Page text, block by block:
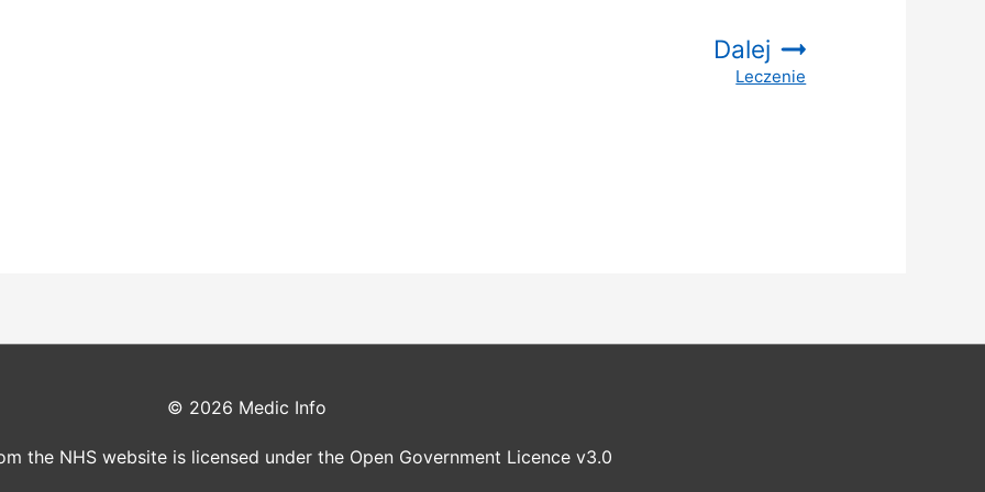
Dalej
:
Leczenie
© 2026 Medic Info
the NHS website is licensed under the Open Government Licence v3.0